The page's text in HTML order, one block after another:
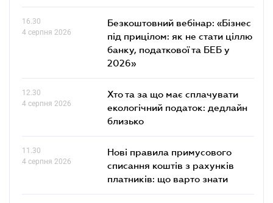
16.30
4 серпня 2026
Безкоштовний вебінар: «Бізнес
під прицілом: як не стати ціллю
банку, податкової та БЕБ у
2026»
12.30
4 серпня 2026
Хто та за що має сплачувати
екологічний податок: дедлайн
близько
11.30
4 серпня 2026
Нові правила примусового
списання коштів з рахунків
платників: що варто знати